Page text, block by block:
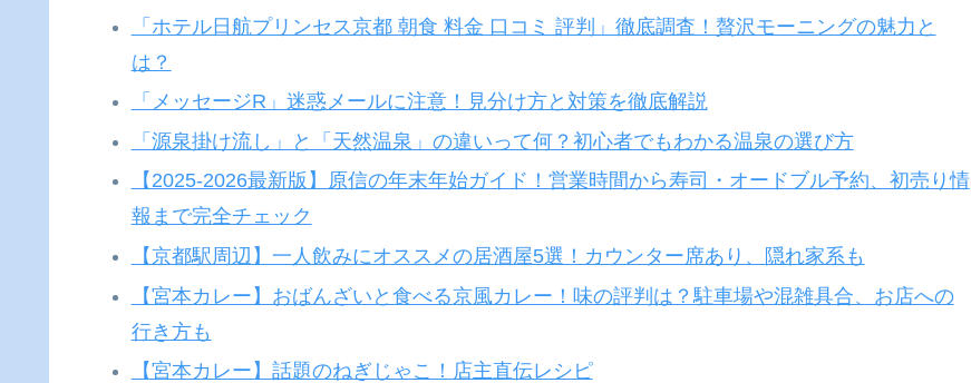
「ホテル日航プリンセス京都 朝食 料金 口コミ 評判」徹底調査！贅沢モーニングの魅力と
は？
「メッセージR」迷惑メールに注意！見分け方と対策を徹底解説
「源泉掛け流し」と「天然温泉」の違いって何？初心者でもわかる温泉の選び方
【2025-2026最新版】原信の年末年始ガイド！営業時間から寿司・オードブル予約、初売り情
報まで完全チェック
【京都駅周辺】一人飲みにオススメの居酒屋5選！カウンター席あり、隠れ家系も
【宮本カレー】おばんざいと食べる京風カレー！味の評判は？駐車場や混雑具合、お店への
行き方も
【宮本カレー】話題のねぎじゃこ！店主直伝レシピ